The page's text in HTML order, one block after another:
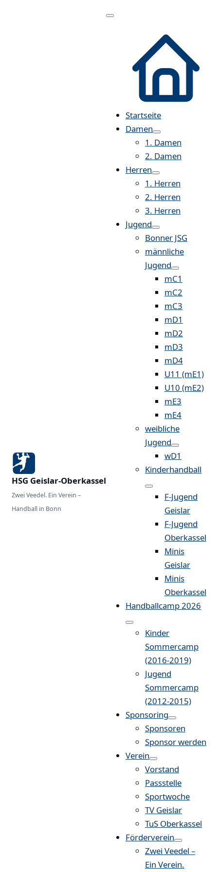
HSG Geislar-Oberkassel
Zwei Veedel. Ein Verein –
Handball in Bonn
Menü
Startseite
Damen
1. Damen
2. Damen
Herren
1. Herren
2. Herren
3. Herren
Jugend
Bonner JSG
männliche
Jugend
mC1
mC2
mC3
mD1
mD2
mD3
mD4
U11 (mE1)
U10 (mE2)
mE3
mE4
weibliche
Jugend
wD1
Kinderhandball
F-Jugend
Geislar
F-Jugend
Oberkassel
Minis
Geislar
Minis
Oberkassel
Handballcamp 2026
Kinder
Sommercamp
(2016-2019)
Jugend
Sommercamp
(2012-2015)
Sponsoring
Sponsoren
Sponsor werden
Verein
Vorstand
Passstelle
Sportwoche
TV Geislar
TuS Oberkassel
Förderverein
Zwei Veedel –
Ein Verein.